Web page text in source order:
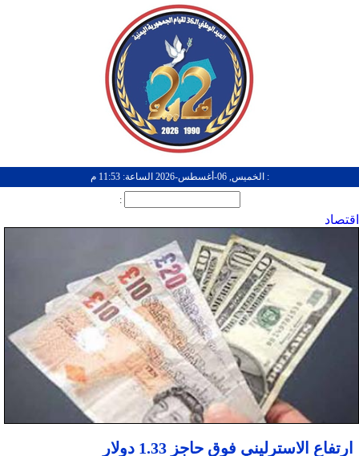
: الخميس, 06-أغسطس-2026 الساعة: 11:53 م
:
اقتصاد
ارتفاع الاسترليني فوق حاجز 1.33 دولار